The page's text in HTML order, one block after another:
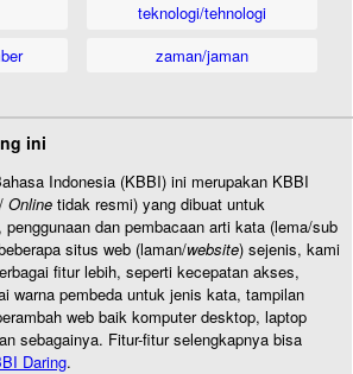
teknologi/tehnologi
zaman/jaman
ini
Indonesia (KBBI) ini merupakan KBBI
Online tidak resmi) yang dibuat untuk
penggunaan dan pembacaan arti kata (lema/sub
situs web (laman/website) sejenis, kami
fitur lebih, seperti kecepatan akses,
warna pembeda untuk jenis kata, tampilan
web baik komputer desktop, laptop
sebagainya. Fitur-fitur selengkapnya bisa
Daring.